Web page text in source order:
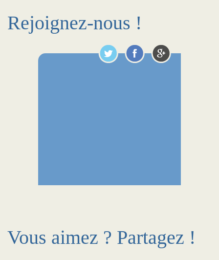
Rejoignez-nous !
Vous aimez ? Partagez !